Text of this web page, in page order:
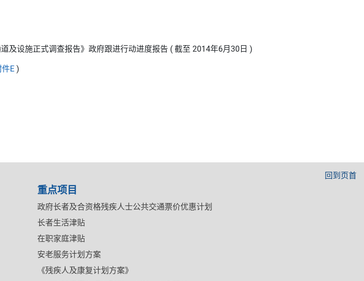
及设施正式调查报告》政府跟进行动进度报告 ( 截至 2014年6月30日 )
件E )
回到页首
重点项目
政府长者及合资格残疾人士公共交通票价优惠计划
长者生活津贴
在职家庭津贴
安老服务计划方案
《残疾人及康复计划方案》